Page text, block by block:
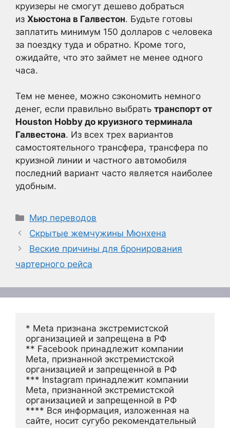
круизеры не смогут дешево добраться
из Хьюстона в Галвестон. Будьте готовы
заплатить минимум 150 долларов с человека
за поездку туда и обратно. Кроме того,
ожидайте, что это займет не менее одного
часа.
Тем не менее, можно сэкономить немного
денег, если правильно выбрать транспорт от
Houston Hobby до круизного терминала
Галвестона. Из всех трех вариантов
самостоятельного трансфера, трансфера по
круизной линии и частного автомобиля
последний вариант часто является наиболее
удобным.
Рубрики
Мир переводов
Скрытые жемчужины Мюнхена
Веские причины для бронирования
чартерного рейса
* Meta признана экстремистской
организацией и запрещена в РФ
** Facebook принадлежит компании
Meta, признанной экстремистской
организацией и запрещенной в РФ
*** Instagram принадлежит компании
Meta, признанной экстремистской
организацией и запрещенной в РФ
**** Вся информация, изложенная на
сайте, носит сугубо рекомендательный